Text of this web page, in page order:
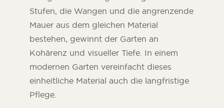
Stufen, die Wangen und die angrenzende
Mauer aus dem gleichen Material
bestehen, gewinnt der Garten an
Kohärenz und visueller Tiefe. In einem
modernen Garten vereinfacht dieses
einheitliche Material auch die langfristige
Pflege.